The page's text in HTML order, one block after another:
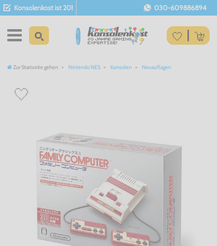
Konsolenkost ist 20! 030-609886894
Zur Startseite gehen Nintendo NES Konsolen Neuauflagen